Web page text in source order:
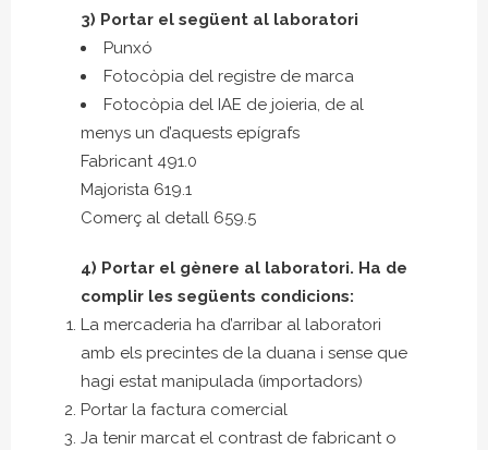
3) Portar el següent al laboratori
Punxó
Fotocòpia del registre de marca
Fotocòpia del IAE de joieria, de al
menys un d’aquests epígrafs
Fabricant 491.0
Majorista 619.1
Comerç al detall 659.5
4) Portar el gènere al laboratori. Ha de
complir les següents condicions:
La mercaderia ha d’arribar al laboratori
amb els precintes de la duana i sense que
hagi estat manipulada (importadors)
Portar la factura comercial
Ja tenir marcat el contrast de fabricant o